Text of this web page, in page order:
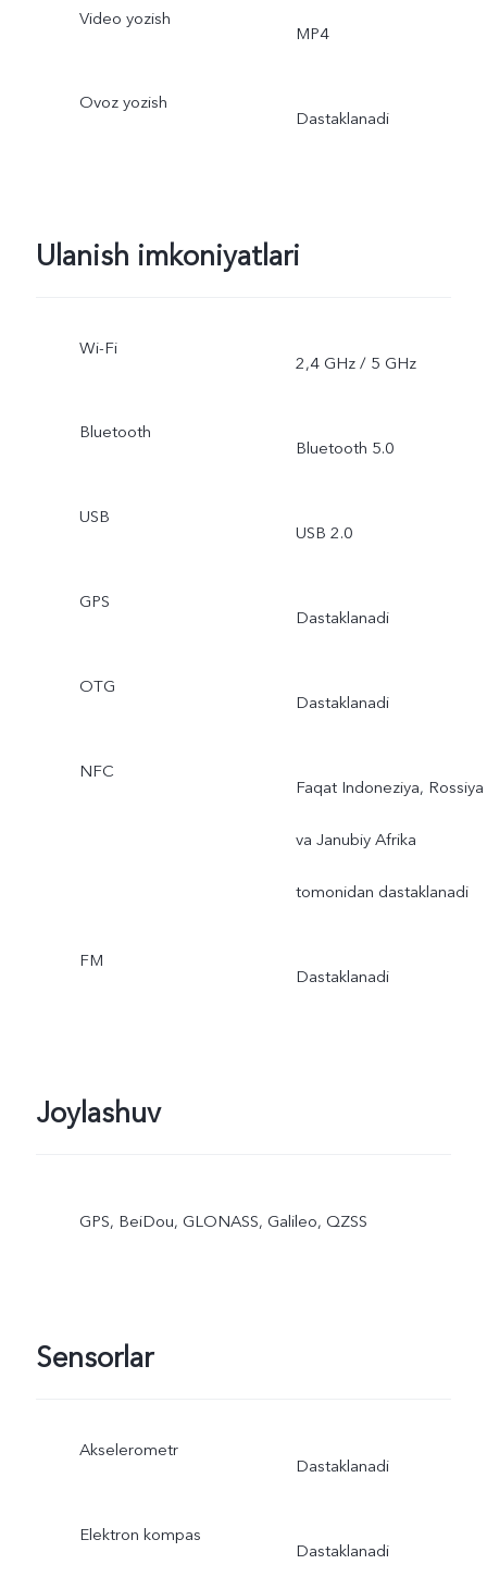
Video yozish
MP4
Ovoz yozish
Dastaklanadi
Ulanish imkoniyatlari
Wi-Fi
2,4 GHz / 5 GHz
Bluetooth
Bluetooth 5.0
USB
USB 2.0
GPS
Dastaklanadi
OTG
Dastaklanadi
NFC
Faqat Indoneziya, Rossiya
va Janubiy Afrika
tomonidan dastaklanadi
FM
Dastaklanadi
Joylashuv
GPS, BeiDou, GLONASS, Galileo, QZSS
Sensorlar
Akselerometr
Dastaklanadi
Elektron kompas
Dastaklanadi